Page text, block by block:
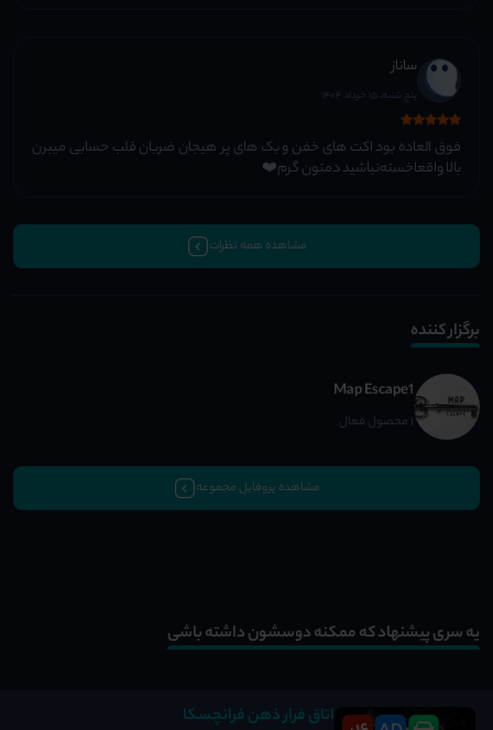
ساناز
پنج شنبه، 15 خرداد 1404
فوق العاده بود اکت های خفن و بک های پر هیجان ضربان قلب حسابی میبرن
بالا واقعا‌خسته‌نباشید دمتون گرم❤️
مشاهده همه نظرات
برگزار کننده
Map Escape1
1 محصول فعال
مشاهده پروفایل مجموعه
یه سری پیشنهاد که ممکنه دوسشون داشته باشی
اتاق فرار ذهن فرانچسکا